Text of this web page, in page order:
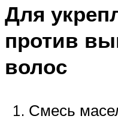
Для
против
волос
Смесь